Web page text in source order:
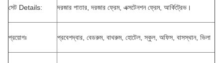
সেট Details: দরজার পাতার, দরজার ফ্রেম, এক্সটেনশন ফ্রেম, আর্কিট্রেভ।
প্রয়োগঃ প্রবেশদ্বার, বেডরুম, বাথরুম, হোটেল, স্কুল, অফিস, বাসস্থান, ভিলা